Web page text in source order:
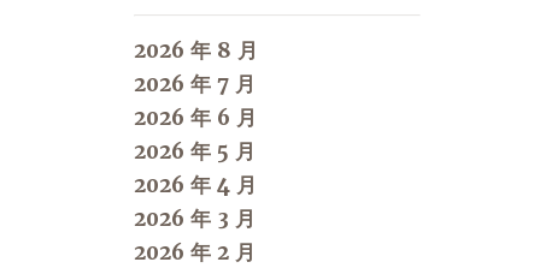
2026 年 8 月
2026 年 7 月
2026 年 6 月
2026 年 5 月
2026 年 4 月
2026 年 3 月
2026 年 2 月